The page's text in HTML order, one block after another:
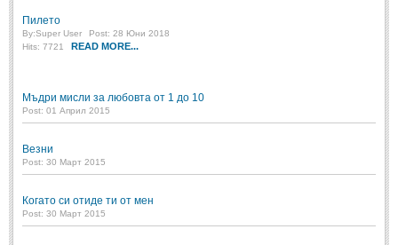
Пилето
By:Super User
Post: 28 Юни 2018
Hits: 7721
READ MORE...
Мъдри мисли за любовта от 1 до 10
Post: 01 Април 2015
Везни
Post: 30 Март 2015
Когато си отиде ти от мен
Post: 30 Март 2015